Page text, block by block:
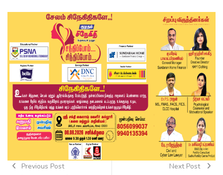
Previous Post Next Post